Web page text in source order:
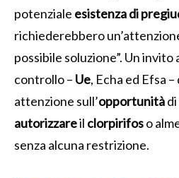
potenziale esistenza di
richiederebbero
possibile soluzione”. Un
controllo – Ue, Echa ed Efsa –
attenzione sull’opportunità
autorizzareil clorpirifoso
senza alcuna restrizione.